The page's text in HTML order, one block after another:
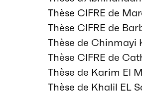
Thèse CIFRE de
Thèse CIFRE de
Thèse de
Thèse CIFRE de
Thèse de Karim El
Thèse de Khalil EL